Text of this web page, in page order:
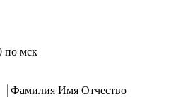
по мск
Фамилия Имя Отчество